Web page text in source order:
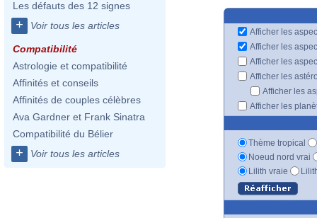
Les défauts des 12 signes
+ Voir tous les articles
Compatibilité
Astrologie et compatibilité
Affinités et conseils
Affinités de couples célèbres
Ava Gardner et Frank Sinatra
Compatibilité du Bélier
+ Voir tous les articles
Afficher les
Afficher les
Afficher les
Afficher les
Afficher les
Afficher les
Thème tropical
Noeud nord vrai
Lilith vraie